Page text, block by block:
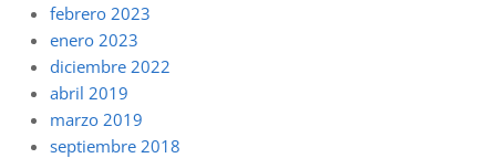
febrero 2023
enero 2023
diciembre 2022
abril 2019
marzo 2019
septiembre 2018